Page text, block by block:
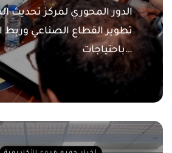
الدور المحوري لمركز تحديث
تطوير القطاع الصناعي وربط
باحتياجات…